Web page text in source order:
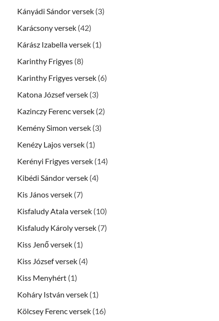
Kányádi Sándor versek (3)
Karácsony versek (42)
Kárász Izabella versek (1)
Karinthy Frigyes (8)
Karinthy Frigyes versek (6)
Katona József versek (3)
Kazinczy Ferenc versek (2)
Kemény Simon versek (3)
Kenézy Lajos versek (1)
Kerényi Frigyes versek (14)
Kibédi Sándor versek (4)
Kis János versek (7)
Kisfaludy Atala versek (10)
Kisfaludy Károly versek (7)
Kiss Jenő versek (1)
Kiss József versek (4)
Kiss Menyhért (1)
Koháry István versek (1)
Kölcsey Ferenc versek (16)